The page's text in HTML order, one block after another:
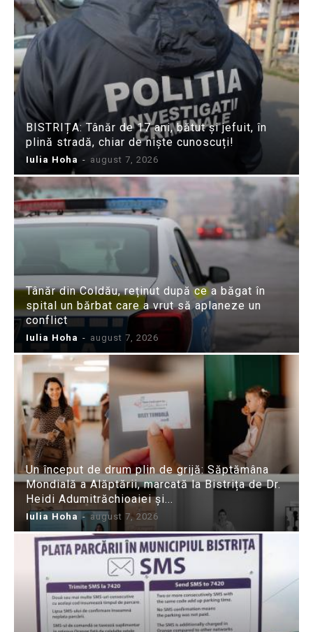
BISTRIȚA: Tânăr de 17 ani, bătut și jefuit, în
plină stradă, chiar de niște cunoscuți!
Iulia Hoha - august 7, 2026
Tânăr din Coldău, reținut după ce a băgat în
spital un bărbat care a vrut să aplaneze un
conflict
Iulia Hoha - august 7, 2026
Un început de drum plin de grijă: Săptămâna
Mondială a Alăptării, marcată la Bistrița de Dr.
Heidi Adumitrăchioaiei și...
Iulia Hoha - august 7, 2026